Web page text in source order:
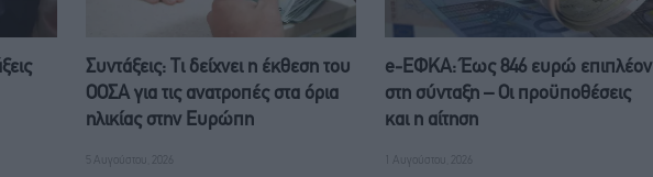
Συντάξεις: Τι δείχνει η έκθεση του
ΟΟΣΑ για τις ανατροπές στα όρια
ηλικίας στην Ευρώπη
5 Αυγούστου, 2026
e-ΕΦΚΑ: Έως 846 ευρώ επιπλέον
στη σύνταξη – Οι προϋποθέσεις
και η αίτηση
1 Αυγούστου, 2026